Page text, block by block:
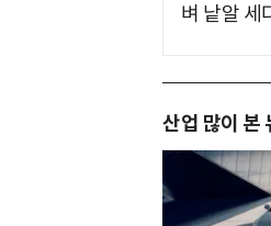
벼 낱알 세
산업 많이 본